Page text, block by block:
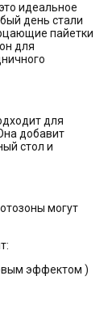
идеальное
день стали
пайетки
для
для
добавит
стол и
могут
эффектом )